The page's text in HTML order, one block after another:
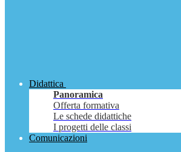
Didattica
Panoramica
Offerta formativa
Le schede didattiche
I progetti delle classi
Comunicazioni